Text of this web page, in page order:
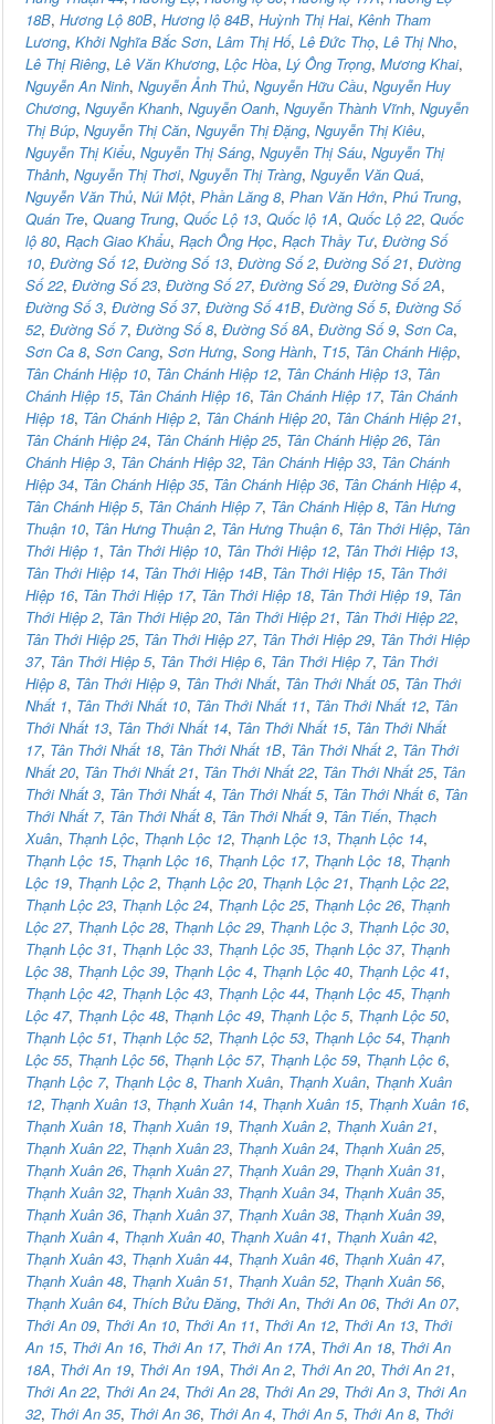
18B, Hương Lộ 80B, Hương lộ 84B, Huỳnh Thị Hai, Kênh Tham
Lương, Khởi Nghĩa Bắc Sơn, Lâm Thị Hố, Lê Đức Thọ, Lê Thị Nho,
Lê Thị Riêng, Lê Văn Khương, Lộc Hòa, Lý Ông Trọng, Mương Khai,
Nguyễn An Ninh, Nguyễn Ảnh Thủ, Nguyễn Hữu Cầu, Nguyễn Huy
Chương, Nguyễn Khanh, Nguyễn Oanh, Nguyễn Thành Vĩnh, Nguyễn
Thị Búp, Nguyễn Thị Căn, Nguyễn Thị Đặng, Nguyễn Thị Kiêu,
Nguyễn Thị Kiểu, Nguyễn Thị Sáng, Nguyễn Thị Sáu, Nguyễn Thị
Thảnh, Nguyễn Thị Thơi, Nguyễn Thị Tràng, Nguyễn Văn Quá,
Nguyễn Văn Thủ, Núi Một, Phần Lăng 8, Phan Văn Hớn, Phú Trung,
Quán Tre, Quang Trung, Quốc Lộ 13, Quốc lộ 1A, Quốc Lộ 22, Quốc
lộ 80, Rạch Giao Khẩu, Rạch Ông Học, Rạch Thầy Tư, Đường Số
10, Đường Số 12, Đường Số 13, Đường Số 2, Đường Số 21, Đường
Số 22, Đường Số 23, Đường Số 27, Đường Số 29, Đường Số 2A,
Đường Số 3, Đường Số 37, Đường Số 41B, Đường Số 5, Đường Số
52, Đường Số 7, Đường Số 8, Đường Số 8A, Đường Số 9, Sơn Ca,
Sơn Ca 8, Sơn Cang, Sơn Hưng, Song Hành, T15, Tân Chánh Hiệp,
Tân Chánh Hiệp 10, Tân Chánh Hiệp 12, Tân Chánh Hiệp 13, Tân
Chánh Hiệp 15, Tân Chánh Hiệp 16, Tân Chánh Hiệp 17, Tân Chánh
Hiệp 18, Tân Chánh Hiệp 2, Tân Chánh Hiệp 20, Tân Chánh Hiệp 21,
Tân Chánh Hiệp 24, Tân Chánh Hiệp 25, Tân Chánh Hiệp 26, Tân
Chánh Hiệp 3, Tân Chánh Hiệp 32, Tân Chánh Hiệp 33, Tân Chánh
Hiệp 34, Tân Chánh Hiệp 35, Tân Chánh Hiệp 36, Tân Chánh Hiệp 4,
Tân Chánh Hiệp 5, Tân Chánh Hiệp 7, Tân Chánh Hiệp 8, Tân Hưng
Thuận 10, Tân Hưng Thuận 2, Tân Hưng Thuận 6, Tân Thới Hiệp, Tân
Thới Hiệp 1, Tân Thới Hiệp 10, Tân Thới Hiệp 12, Tân Thới Hiệp 13,
Tân Thới Hiệp 14, Tân Thới Hiệp 14B, Tân Thới Hiệp 15, Tân Thới
Hiệp 16, Tân Thới Hiệp 17, Tân Thới Hiệp 18, Tân Thới Hiệp 19, Tân
Thới Hiệp 2, Tân Thới Hiệp 20, Tân Thới Hiệp 21, Tân Thới Hiệp 22,
Tân Thới Hiệp 25, Tân Thới Hiệp 27, Tân Thới Hiệp 29, Tân Thới Hiệp
37, Tân Thới Hiệp 5, Tân Thới Hiệp 6, Tân Thới Hiệp 7, Tân Thới
Hiệp 8, Tân Thới Hiệp 9, Tân Thới Nhất, Tân Thới Nhất 05, Tân Thới
Nhất 1, Tân Thới Nhất 10, Tân Thới Nhất 11, Tân Thới Nhất 12, Tân
Thới Nhất 13, Tân Thới Nhất 14, Tân Thới Nhất 15, Tân Thới Nhất
17, Tân Thới Nhất 18, Tân Thới Nhất 1B, Tân Thới Nhất 2, Tân Thới
Nhất 20, Tân Thới Nhất 21, Tân Thới Nhất 22, Tân Thới Nhất 25, Tân
Thới Nhất 3, Tân Thới Nhất 4, Tân Thới Nhất 5, Tân Thới Nhất 6, Tân
Thới Nhất 7, Tân Thới Nhất 8, Tân Thới Nhất 9, Tân Tiến, Thạch
Xuân, Thạnh Lộc, Thạnh Lộc 12, Thạnh Lộc 13, Thạnh Lộc 14,
Thạnh Lộc 15, Thạnh Lộc 16, Thạnh Lộc 17, Thạnh Lộc 18, Thạnh
Lộc 19, Thạnh Lộc 2, Thạnh Lộc 20, Thạnh Lộc 21, Thạnh Lộc 22,
Thạnh Lộc 23, Thạnh Lộc 24, Thạnh Lộc 25, Thạnh Lộc 26, Thạnh
Lộc 27, Thạnh Lộc 28, Thạnh Lộc 29, Thạnh Lộc 3, Thạnh Lộc 30,
Thạnh Lộc 31, Thạnh Lộc 33, Thạnh Lộc 35, Thạnh Lộc 37, Thạnh
Lộc 38, Thạnh Lộc 39, Thạnh Lộc 4, Thạnh Lộc 40, Thạnh Lộc 41,
Thạnh Lộc 42, Thạnh Lộc 43, Thạnh Lộc 44, Thạnh Lộc 45, Thạnh
Lộc 47, Thạnh Lộc 48, Thạnh Lộc 49, Thạnh Lộc 5, Thạnh Lộc 50,
Thạnh Lộc 51, Thạnh Lộc 52, Thạnh Lộc 53, Thạnh Lộc 54, Thạnh
Lộc 55, Thạnh Lộc 56, Thạnh Lộc 57, Thạnh Lộc 59, Thạnh Lộc 6,
Thạnh Lộc 7, Thạnh Lộc 8, Thanh Xuân, Thạnh Xuân, Thạnh Xuân
12, Thạnh Xuân 13, Thạnh Xuân 14, Thạnh Xuân 15, Thạnh Xuân 16,
Thạnh Xuân 18, Thạnh Xuân 19, Thạnh Xuân 2, Thạnh Xuân 21,
Thạnh Xuân 22, Thạnh Xuân 23, Thạnh Xuân 24, Thạnh Xuân 25,
Thạnh Xuân 26, Thạnh Xuân 27, Thạnh Xuân 29, Thạnh Xuân 31,
Thạnh Xuân 32, Thạnh Xuân 33, Thạnh Xuân 34, Thạnh Xuân 35,
Thạnh Xuân 36, Thạnh Xuân 37, Thạnh Xuân 38, Thạnh Xuân 39,
Thạnh Xuân 4, Thạnh Xuân 40, Thạnh Xuân 41, Thạnh Xuân 42,
Thạnh Xuân 43, Thạnh Xuân 44, Thạnh Xuân 46, Thạnh Xuân 47,
Thạnh Xuân 48, Thạnh Xuân 51, Thạnh Xuân 52, Thạnh Xuân 56,
Thạnh Xuân 64, Thích Bửu Đăng, Thới An, Thới An 06, Thới An 07,
Thới An 09, Thới An 10, Thới An 11, Thới An 12, Thới An 13, Thới
An 15, Thới An 16, Thới An 17, Thới An 17A, Thới An 18, Thới An
18A, Thới An 19, Thới An 19A, Thới An 2, Thới An 20, Thới An 21,
Thới An 22, Thới An 24, Thới An 28, Thới An 29, Thới An 3, Thới An
32, Thới An 35, Thới An 36, Thới An 4, Thới An 5, Thới An 8, Thới